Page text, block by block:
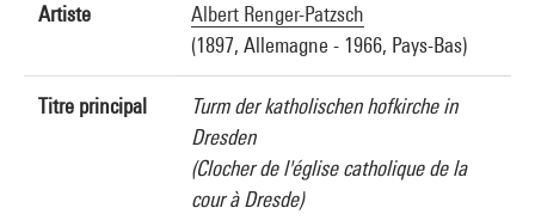
Artiste
Albert Renger-Patzsch
(1897, Allemagne - 1966, Pays-Bas)
Titre principal
Turm der katholischen hofkirche in
Dresden
(Clocher de l'église catholique de la
cour à Dresde)